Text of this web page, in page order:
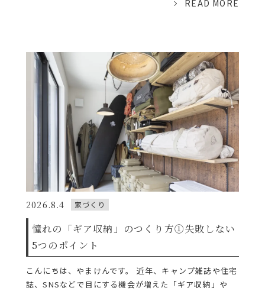
READ MORE
2026.8.4 家づくり
憧れの「ギア収納」のつくり方①失敗しない
5つのポイント
こんにちは、やまけんです。 近年、キャンプ雑誌や住宅
誌、SNSなどで目にする機会が増えた「ギア収納」や